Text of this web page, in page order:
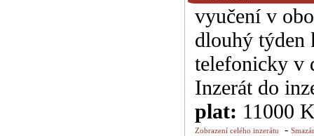
vyučení v
dlouhý týden
telefonicky v
Inzerát do
plat: 11000
Zobrazení celého inzerátu -